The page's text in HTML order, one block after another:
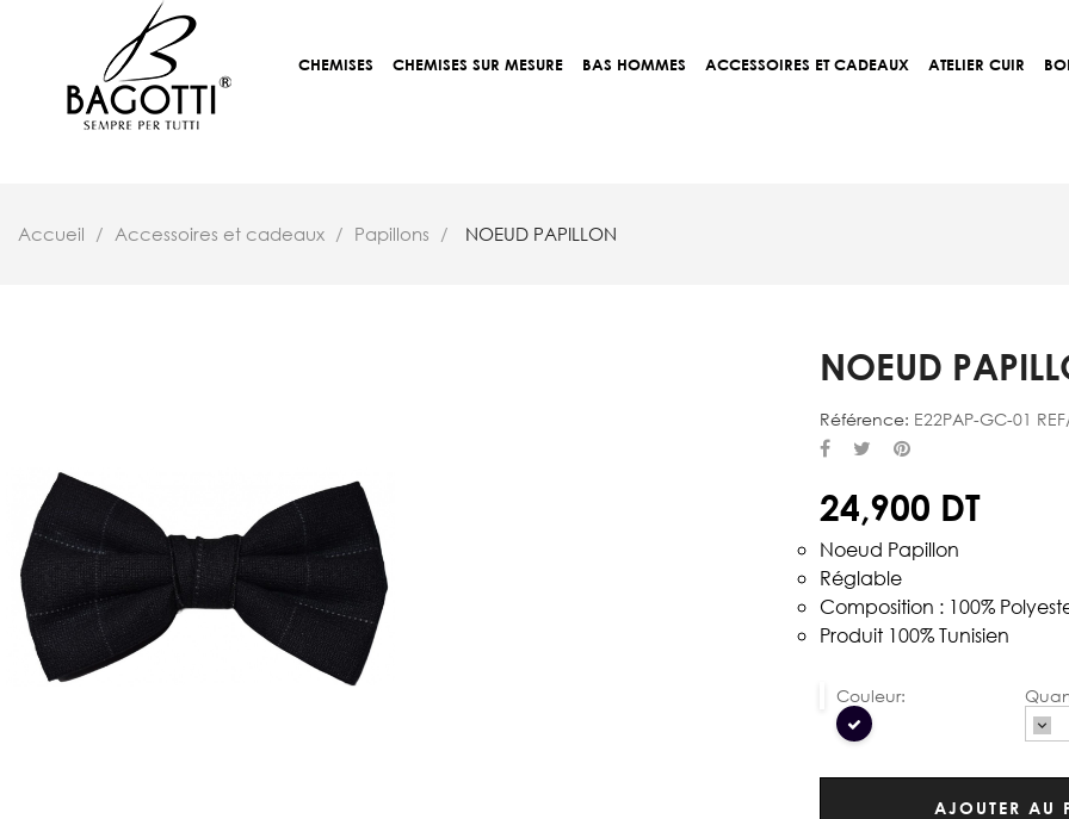
CHEMISES CHEMISES SUR MESURE BAS HOMMES ACCESSOIRES ET CADEAUX ATELIER CUIR
Accueil Accessoires et cadeaux Papillons NOEUD PAPILLON
NOEUD
Référence: E22PAP-GC-01
24,900 DT
Noeud Papillon
Réglable
Composition : 100%
Produit 100% Tunisien
Noeud
papillon
AJOUTER AU